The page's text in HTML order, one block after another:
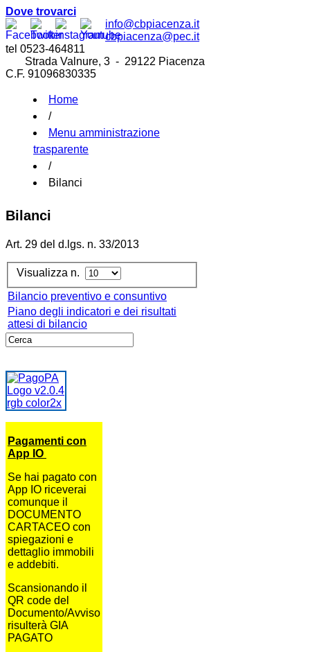
Dove trovarci
info@cbpiacenza.it
cbpiacenza@pec.it
tel 0523-464811
Strada Valnure, 3 - 29122 Piacenza
C.F. 91096830335
Home
/
Menu amministrazione
trasparente
/
Bilanci
Bilanci
Art. 29 del d.lgs. n. 33/2013
Visualizza n.
Bilancio preventivo e consuntivo
Piano degli indicatori e dei risultati
attesi di bilancio
Pagamenti con
App IO
Se hai pagato con
App IO riceverai
comunque il
DOCUMENTO
CARTACEO con
spiegazioni e
dettaglio immobili
e addebiti.
Scansionando il
QR code del
Documento/Avviso
risulterà GIA
PAGATO